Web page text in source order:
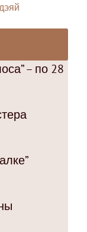
– по 28